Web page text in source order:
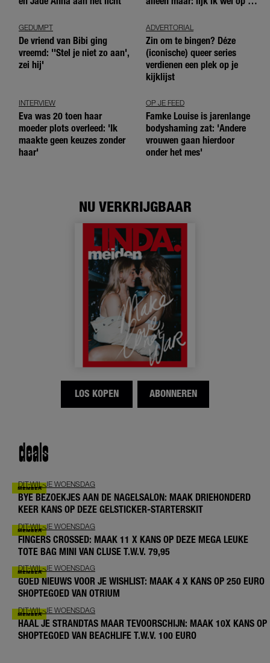
GEDUMPT
De vriend van Bibi ging
vreemd: ''Stel je niet zo aan',
zei hij'
ADVERTORIAL
Zin om te bingen? Déze
(iconische) queer series
verdienen een plek op je
kijklijst
INTERVIEW
Eva was 20 toen haar
moeder plots overleed: 'Ik
maakte geen keuzes zonder
haar'
OP JE FEED
Famke Louise is jarenlange
bodyshaming zat: 'Andere
vrouwen gaan hierdoor
onder het mes'
NU VERKRIJGBAAR
LOS KOPEN ABONNEREN
deals
DIT-WIL-JE WOENSDAG
BYE BEZOEKJES AAN DE NAGELSALON: MAAK DRIEHONDERD
KEER KANS OP DEZE GELSTICKER-STARTERSKIT
DIT-WIL-JE WOENSDAG
FINGERS CROSSED: MAAK 11 X KANS OP DEZE MEGA LEUKE
TOTE BAG MINI VAN CLUSE T.W.V. 79,95
DIT-WIL-JE WOENSDAG
GOED NIEUWS VOOR JE WISHLIST: MAAK 4 X KANS OP 250 EURO
SHOPTEGOED VAN OTRIUM
DIT-WIL-JE WOENSDAG
HAAL JE STRANDTAS MAAR TEVOORSCHIJN: MAAK 10X KANS OP
SHOPTEGOED VAN BEACHLIFE T.W.V. 100 EURO